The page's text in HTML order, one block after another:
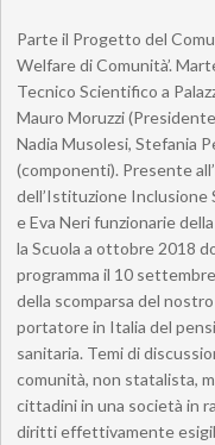
Parte il Progetto del
Welfare di Comunità’.
Tecnico Scientifico a
Mauro Moruzzi
Nadia Musolesi, Stefania
(componenti). Presente
dell’Istituzione Inclusione
e Eva Neri funzionarie
la Scuola a ottobre 2018
programma il 10
della scomparsa del
portatore in Italia del
sanitaria. Temi di
comunità, non statalista,
cittadini in una società in
diritti effettivamente